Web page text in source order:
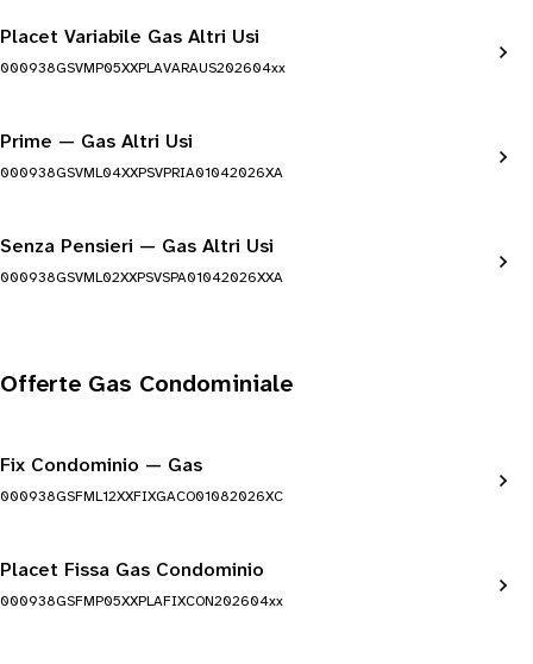
Placet Variabile Gas Altri Usi
000938GSVMP05XXPLAVARAUS202604xx
Prime — Gas Altri Usi
000938GSVML04XXPSVPRIA01042026XA
Senza Pensieri — Gas Altri Usi
000938GSVML02XXPSVSPA01042026XXA
Offerte Gas Condominiale
Fix Condominio — Gas
000938GSFML12XXFIXGACO01082026XC
Placet Fissa Gas Condominio
000938GSFMP05XXPLAFIXCON202604xx